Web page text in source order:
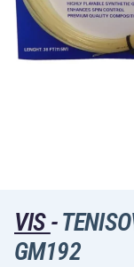
VIS-
GM192